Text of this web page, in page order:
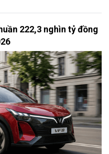
222,3 nghìn tỷ đồng